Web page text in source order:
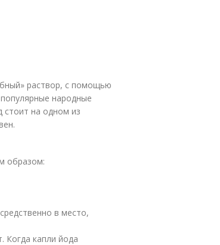
раствор, с помощью
народные
стоит на одном из
образом:
в место,
Когда капли йода